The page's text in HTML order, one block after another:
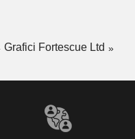
Grafici Fortescue Ltd